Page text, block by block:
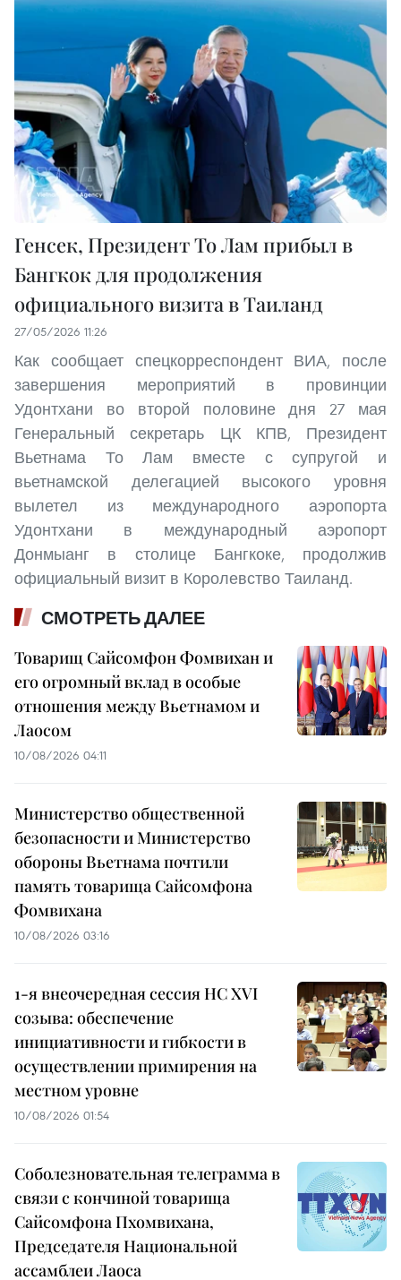
Генсек, Президент То Лам прибыл в
Бангкок для продолжения
официального визита в Таиланд
27/05/2026 11:26
Как сообщает спецкорреспондент ВИА, после
завершения мероприятий в провинции
Удонтхани во второй половине дня 27 мая
Генеральный секретарь ЦК КПВ, Президент
Вьетнама То Лам вместе с супругой и
вьетнамской делегацией высокого уровня
вылетел из международного аэропорта
Удонтхани в международный аэропорт
Донмыанг в столице Бангкоке, продолжив
официальный визит в Королевство Таиланд.
СМОТРЕТЬ ДАЛЕЕ
Товарищ Сайсомфон Фомвихан и
его огромный вклад в особые
отношения между Вьетнамом и
Лаосом
10/08/2026 04:11
Министерство общественной
безопасности и Министерство
обороны Вьетнама почтили
память товарища Сайсомфона
Фомвихана
10/08/2026 03:16
1-я внеочередная сессия НС XVI
созыва: обеспечение
инициативности и гибкости в
осуществлении примирения на
местном уровне
10/08/2026 01:54
Соболезновательная телеграмма в
связи с кончиной товарища
Сайсомфона Пхомвихана,
Председателя Национальной
ассамблеи Лаоса